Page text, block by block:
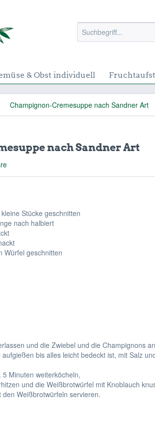
& Obst individuell
Champignon-Cremesuppe nach Sandner Art
nach Sandner Art
Stücke geschnitten
nach halbiert
Würfel geschnitten
und die Zwiebel und die Champignons
bis alles leicht bedeckt ist, mit Salz
Minuten weiterköcheln,
und die Weißbrotwürfel mit Knoblauch
Weißbrotwürfeln servieren.